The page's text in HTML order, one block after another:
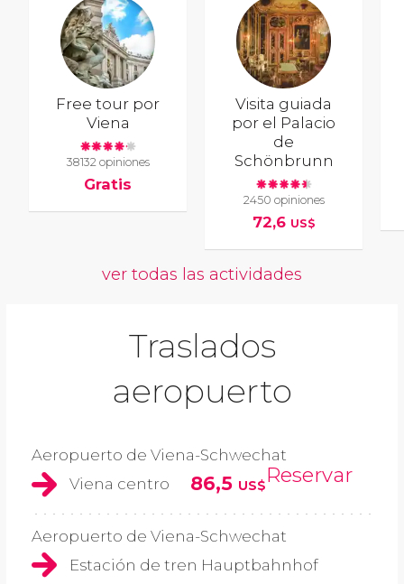
Free tour por
Viena
38132 opiniones
Gratis
Visita guiada
por el Palacio
de
Schönbrunn
2450 opiniones
72,6 US$
ver todas las actividades
Traslados
aeropuerto
Aeropuerto de Viena-Schwechat
Viena centro
86,5 US$Reservar
Aeropuerto de Viena-Schwechat
Estación de tren Hauptbahnhof